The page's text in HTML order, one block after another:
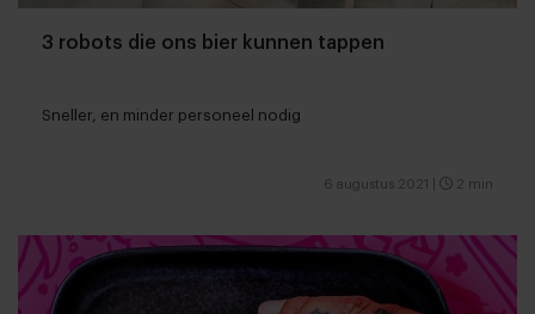
3 robots die ons bier kunnen tappen
Sneller, en minder personeel nodig
6 augustus 2021 2 min